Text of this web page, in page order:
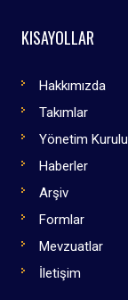
KISAYOLLAR
Hakkımızda
Takımlar
Yönetim Kurulu
Haberler
Arşiv
Formlar
Mevzuatlar
İletişim